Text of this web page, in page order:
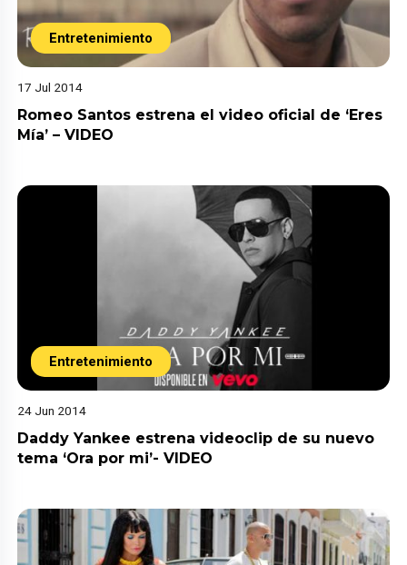
Entretenimiento
17 Jul 2014
Romeo Santos estrena el video oficial de ‘Eres
Mía’ – VIDEO
Entretenimiento
24 Jun 2014
Daddy Yankee estrena videoclip de su nuevo
tema ‘Ora por mi’- VIDEO